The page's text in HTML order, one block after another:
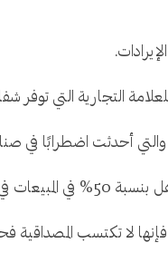
عامين فقط.
فإنها لا تكتسب